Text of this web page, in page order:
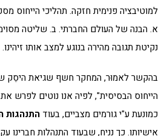
למוטיבציה פנימית חזקה. תהליכי הייחוס
א. הבנה של העולם החברתי. ב. שליטה
נקיטת תגובה מהירה בנוגע למצב אותו זיהינו.
בהקשר לאמוּר, המחקר חשף שגיאת היסֵק
הייחוס הבסיסית", לפיה אנו נוטים לפרש את
כמונעת ע"י גורמים מצביים, בעוד התנהגות
אישיותו. כך נניח, שבעוד התנהלות חברינו